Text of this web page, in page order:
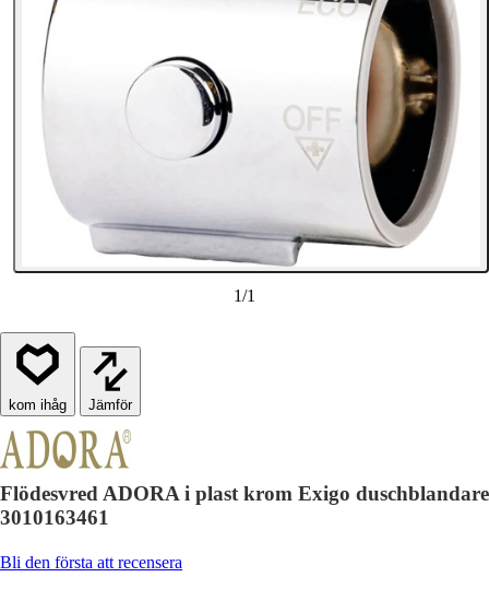
1/1
Jämför
Flödesvred ADORA i plast krom Exigo duschblandare
3010163461
Bli den första att recensera